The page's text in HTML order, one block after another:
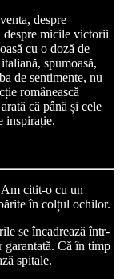
despre
despre micile victorii
cu o doză de
spumoasă,
de sentimente, nu
românească
că până și cele
inspirație.
Am citit-o cu un
în colțul ochilor.
se încadrează într-
garantată. Că în timp
spitale.